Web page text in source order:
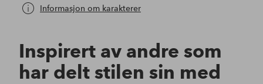
Informasjon om karakterer
Inspirert av andre som
har delt stilen sin med